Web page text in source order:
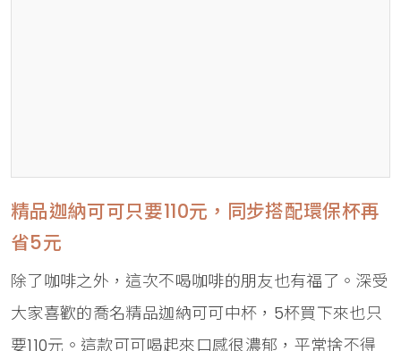
精品迦納可可只要110元，同步搭配環保杯再
省5元
除了咖啡之外，這次不喝咖啡的朋友也有福了。深受
大家喜歡的喬名精品迦納可可中杯，5杯買下來也只
要110元。這款可可喝起來口感很濃郁，平常捨不得